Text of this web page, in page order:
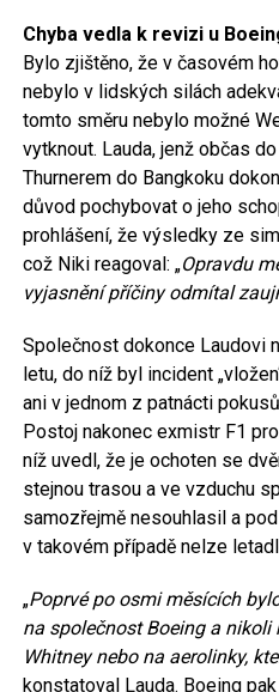
Chyba vedla k revizi u
Bylo zjištěno, že v časovém
nebylo v lidských silách
tomto směru nebylo možné
vytknout. Lauda, jenž občas
Thurnerem do Bangkoku
důvod pochybovat o jeho
prohlášení, že výsledky ze
což Niki reagoval: „Opravdu
vyjasnění příčiny odmítal
Společnost dokonce Laudovi
letu, do níž byl incident
ani v jednom z patnácti
Postoj nakonec exmistr F1
níž uvedl, že je ochoten se
stejnou trasou a ve vzduchu
samozřejmě nesouhlasil a
v takovém případě nelze
„Poprvé po osmi měsících
na společnost Boeing a nikoli
Whitney nebo na aerolinky,
konstatoval Lauda. Boeing